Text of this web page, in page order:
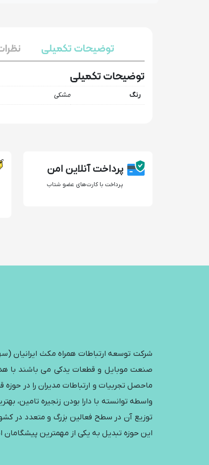
توضیحات تکمیلی
توضیحات تکمیلی
رنگ مشکی
پرداخت آنلاین امن
پرداخت با کارت‌های عضو شتاب
شرکت توسعه ارتباطات همراه مکث ایرانیان
ماحصل تجربیات و ارتباطات مدیران را در
واسطه توانسته با دارا بودن زنجیره تامین،
توزیع آن در سطح فعالین بزرگ و متعدد در
این حوزه تبدیل به یکی از مهمترین